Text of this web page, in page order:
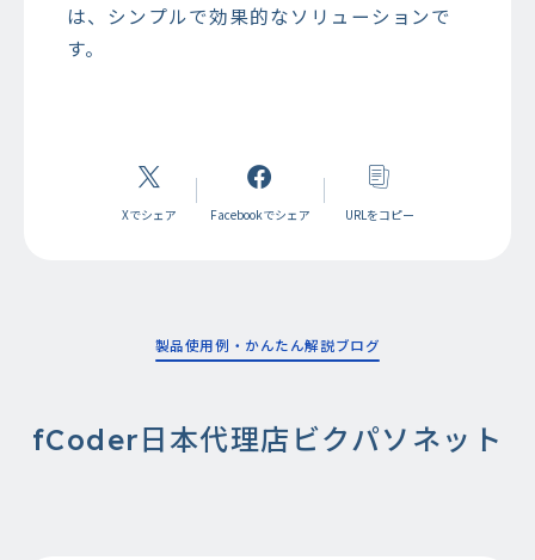
は、シンプルで効果的なソリューションで
す。
Xでシェア Facebookでシェア URLをコピー
製品使用例・かんたん解説ブログ
fCoder日本代理店ビクパソネット